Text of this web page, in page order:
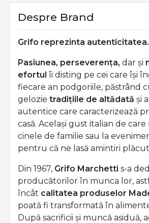
Despre Brand
Grifo reprezinta autenticitatea.
Pasiunea, perseverența, dar și
efortul îi disting pe cei care își
fiecare an podgoriile, păstrând
gelozie tradițiile de altădată și
autentice care caracterizează
casă. Același gust italian de
cinele de familie sau la
pentru că ne lasă amintiri
Din 1967, Grifo Marchetti s-a
producătorilor în munca lor,
încât calitatea produselor
poată fi transformată în
După sacrificii și muncă asiduă,